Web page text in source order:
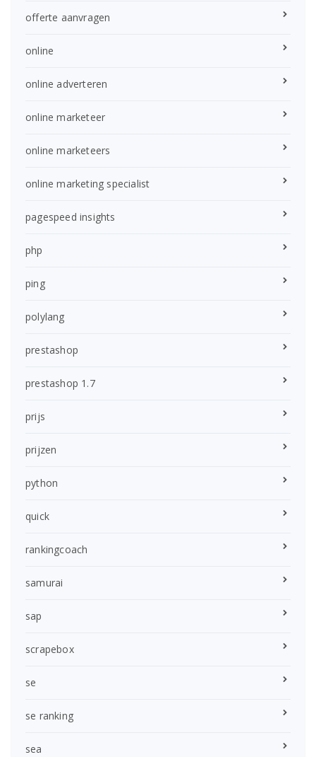
offerte aanvragen
online
online adverteren
online marketeer
online marketeers
online marketing specialist
pagespeed insights
php
ping
polylang
prestashop
prestashop 1.7
prijs
prijzen
python
quick
rankingcoach
samurai
sap
scrapebox
se
se ranking
sea